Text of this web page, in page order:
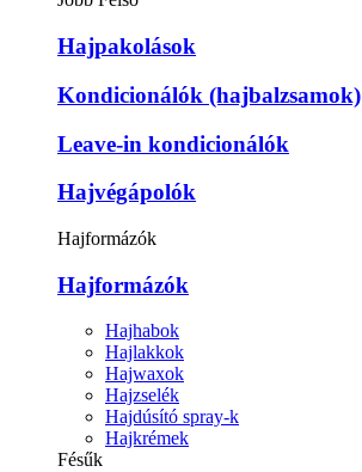
Hajpakolások
Kondicionálók (hajbalzsamok)
Leave-in kondicionálók
Hajvégápolók
Hajformázók
Hajformázók
Hajhabok
Hajlakkok
Hajwaxok
Hajzselék
Hajdúsító spray-k
Hajkrémek
Fésűk